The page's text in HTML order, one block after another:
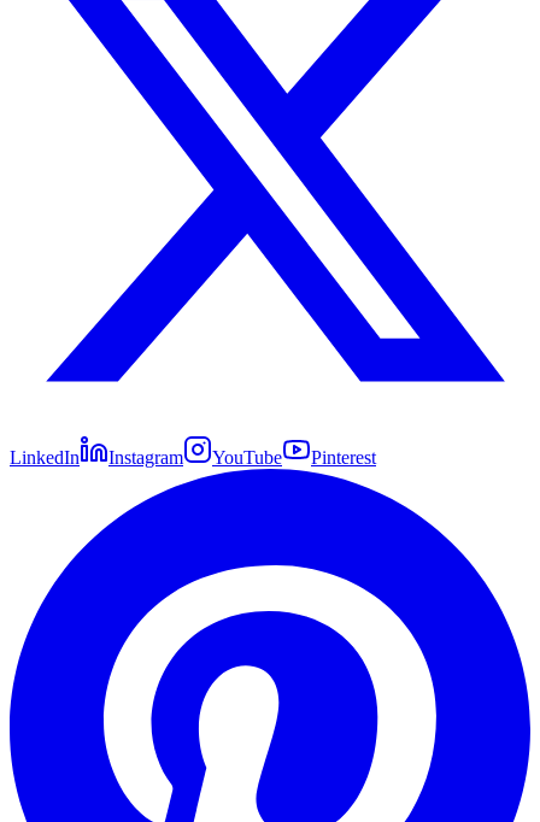
LinkedIn Instagram YouTube Pinterest